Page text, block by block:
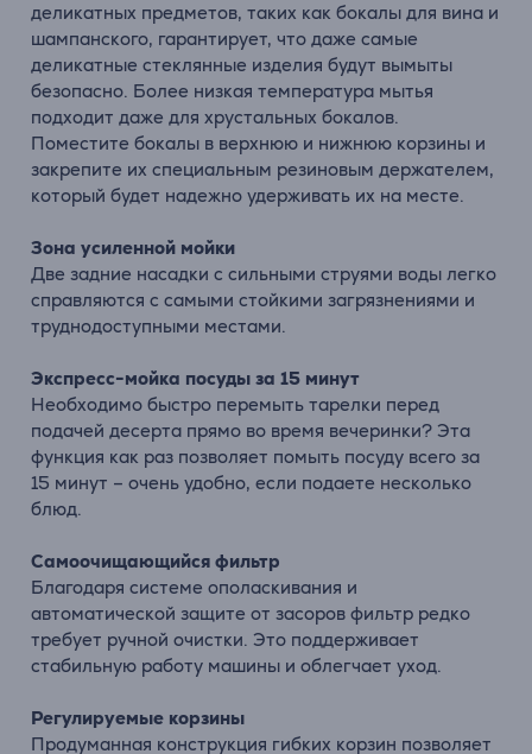
деликатных предметов, таких как бокалы для вина и
шампанского, гарантирует, что даже самые
деликатные стеклянные изделия будут вымыты
безопасно. Более низкая температура мытья
подходит даже для хрустальных бокалов.
Поместите бокалы в верхнюю и нижнюю корзины и
закрепите их специальным резиновым держателем,
который будет надежно удерживать их на месте.
Зона усиленной мойки
Две задние насадки с сильными струями воды легко
справляются с самыми стойкими загрязнениями и
труднодоступными местами.
Экспресс-мойка посуды за 15 минут
Необходимо быстро перемыть тарелки перед
подачей десерта прямо во время вечеринки? Эта
функция как раз позволяет помыть посуду всего за
15 минут – очень удобно, если подаете несколько
блюд.
Самоочищающийся фильтр
Благодаря системе ополаскивания и
автоматической защите от засоров фильтр редко
требует ручной очистки. Это поддерживает
стабильную работу машины и облегчает уход.
Регулируемые корзины
Продуманная конструкция гибких корзин позволяет